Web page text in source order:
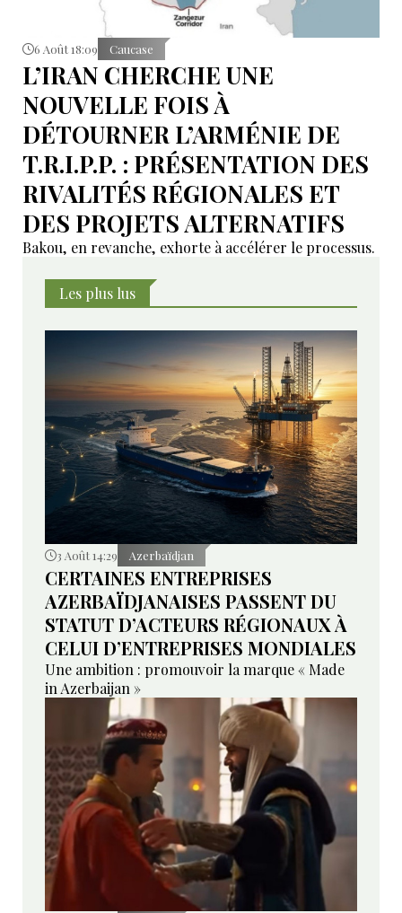
6 Août 18:09 Caucase
L’IRAN CHERCHE UNE
NOUVELLE FOIS À
DÉTOURNER L’ARMÉNIE DE
T.R.I.P.P. : PRÉSENTATION DES
RIVALITÉS RÉGIONALES ET
DES PROJETS ALTERNATIFS
Bakou, en revanche, exhorte à accélérer le processus.
Les plus lus
3 Août 14:29 Azerbaïdjan
CERTAINES ENTREPRISES
AZERBAÏDJANAISES PASSENT DU
STATUT D’ACTEURS RÉGIONAUX À
CELUI D’ENTREPRISES MONDIALES
Une ambition : promouvoir la marque « Made
in Azerbaijan »